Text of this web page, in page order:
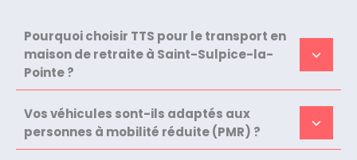
Pourquoi choisir TTS pour le transport en
maison de retraite à Saint-Sulpice-la-
Pointe ?
Vos véhicules sont-ils adaptés aux
personnes à mobilité réduite (PMR) ?